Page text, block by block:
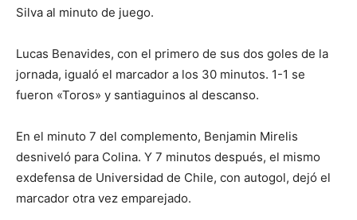
Silva al minuto de juego.
Lucas Benavides, con el primero de sus dos goles de la
jornada, igualó el marcador a los 30 minutos. 1-1 se
fueron «Toros» y santiaguinos al descanso.
En el minuto 7 del complemento, Benjamin Mirelis
desniveló para Colina. Y 7 minutos después, el mismo
exdefensa de Universidad de Chile, con autogol, dejó el
marcador otra vez emparejado.